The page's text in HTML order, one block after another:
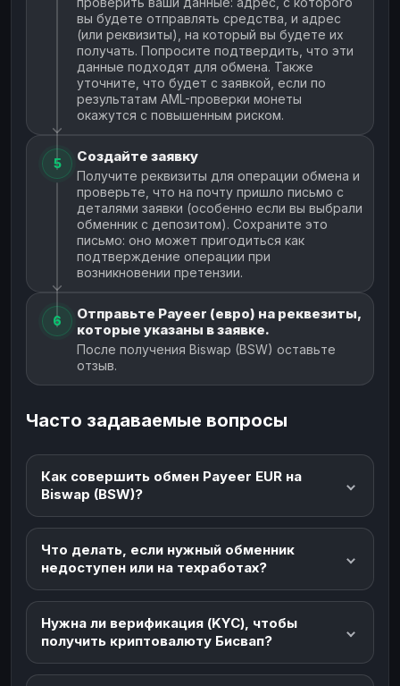
вы будете отправлять средства, и адрес
(или реквизиты), на который вы будете их
получать. Попросите подтвердить, что эти
данные подходят для обмена. Также
уточните, что будет с заявкой, если по
результатам AML-проверки монеты
окажутся с повышенным риском.
5 Создайте заявку
Получите реквизиты для операции обмена и
проверьте, что на почту пришло письмо с
деталями заявки (особенно если вы выбрали
обменник с депозитом). Сохраните это
письмо: оно может пригодиться как
подтверждение операции при
возникновении претензии.
6
Отправьте Payeer (евро) на реквезиты,
которые указаны в заявке.
После получения Biswap (BSW) оставьте
отзыв.
Часто задаваемые вопросы
Как совершить обмен Payeer EUR на
Biswap (BSW)?
Что делать, если нужный обменник
недоступен или на техработах?
Нужна ли верификация (KYC), чтобы
получить криптовалюту Бисвап?